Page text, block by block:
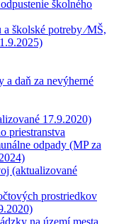
školného
školské potreby ⁄MŠ,
a daň za nevýherné
17.9.2020)
priestranstva
odpady (MP za
(aktualizované
prostriedkov
na území mesta